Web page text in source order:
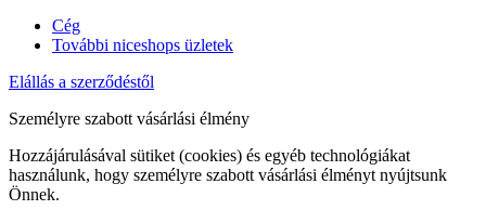
Cég
További niceshops üzletek
Elállás a szerződéstől
Személyre szabott vásárlási élmény
Hozzájárulásával sütiket (cookies) és egyéb technológiákat
használunk, hogy személyre szabott vásárlási élményt nyújtsunk
Önnek.